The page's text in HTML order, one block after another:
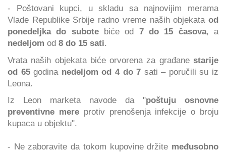
- Poštovani kupci, u skladu sa najnovijim merama
Vlade Republike Srbije radno vreme naših objekata od
ponedeljka do subote
biće od 7 do 15 časova, a
nedeljom od 8 do 15 sati.
Vrata naših objekata biće orvorena za građane starije
od 65godina nedeljom od 4 do 7 sati – poručili su iz
Leona.
Iz Leon marketa navode da "poštuju osnovne
preventivne mereprotiv prenošenja infekcije o broju
kupaca u objektu".
- Ne zaboravite da tokom kupovine držite međusobno